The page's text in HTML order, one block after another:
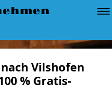
Vilshofen
% Gratis-